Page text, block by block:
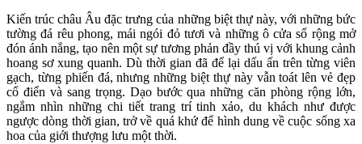
Kiến trúc châu Âu đặc trưng của những biệt thự này, với những bức
tường đá rêu phong, mái ngói đỏ tươi và những ô cửa sổ rộng mở
đón ánh nắng, tạo nên một sự tương phản đầy thú vị với khung cảnh
hoang sơ xung quanh. Dù thời gian đã để lại dấu ấn trên từng viên
gạch, từng phiến đá, nhưng những biệt thự này vẫn toát lên vẻ đẹp
cổ điển và sang trọng. Dạo bước qua những căn phòng rộng lớn,
ngắm nhìn những chi tiết trang trí tinh xảo, du khách như được
ngược dòng thời gian, trở về quá khứ để hình dung về cuộc sống xa
hoa của giới thượng lưu một thời.